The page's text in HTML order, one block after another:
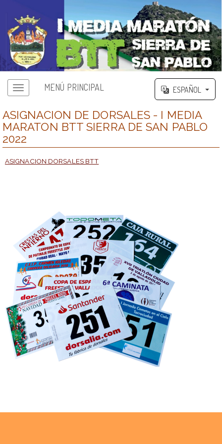
MENÚ PRINCIPAL ESPAÑOL
ASIGNACION DE DORSALES - I MEDIA
MARATON BTT SIERRA DE SAN PABLO
2022
ASIGNACION DORSALES BTT